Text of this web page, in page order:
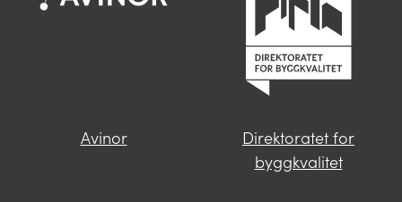
søk og viser deg vår mest relevante
Finner du ikke svar på spørsmålet
Avinor
Direktoratet for
byggkvalitet